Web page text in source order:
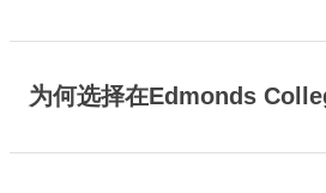
为何选择在Edmonds